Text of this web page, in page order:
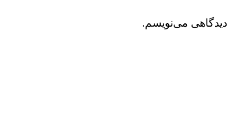
دیدگاهی می‌نویسم.